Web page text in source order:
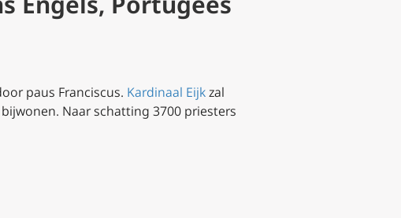
paus Franciscus. Kardinaal Eijkzal
Naar schatting 3700 priesters